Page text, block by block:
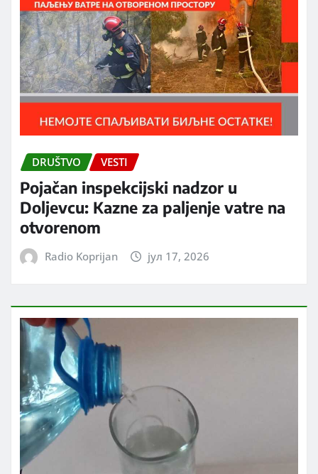
DRUŠTVO VESTI
Pojačan inspekcijski nadzor u
Doljevcu: Kazne za paljenje vatre na
otvorenom
Radio Koprijan јул 17, 2026